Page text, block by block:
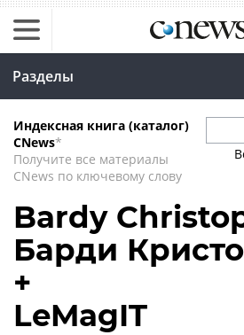
Разделы
Индексная книга (каталог)
CNews*
Получите все материалы
CNews по ключевому слову
Bardy
Барди
+
LeMagIT